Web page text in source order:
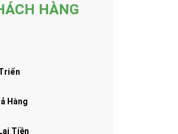
HÀNG
Hàng
Tiền